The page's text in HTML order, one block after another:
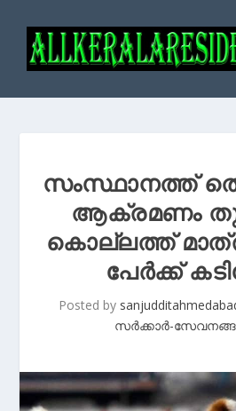
സംസ്ഥാനത്ത്
ആക്രമണം
കൊല്ലത്ത്
പേർക്ക്
Posted by
സർക്കാർ-